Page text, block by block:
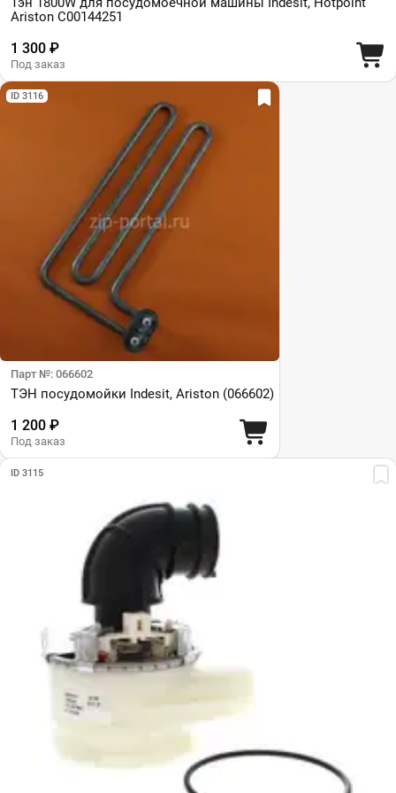
Ariston C00144251
1 300 ₽
Под заказ
ID 3116
Парт №: 066602
ТЭН посудомойки Indesit, Ariston (066602)
1 200 ₽
Под заказ
ID 3115